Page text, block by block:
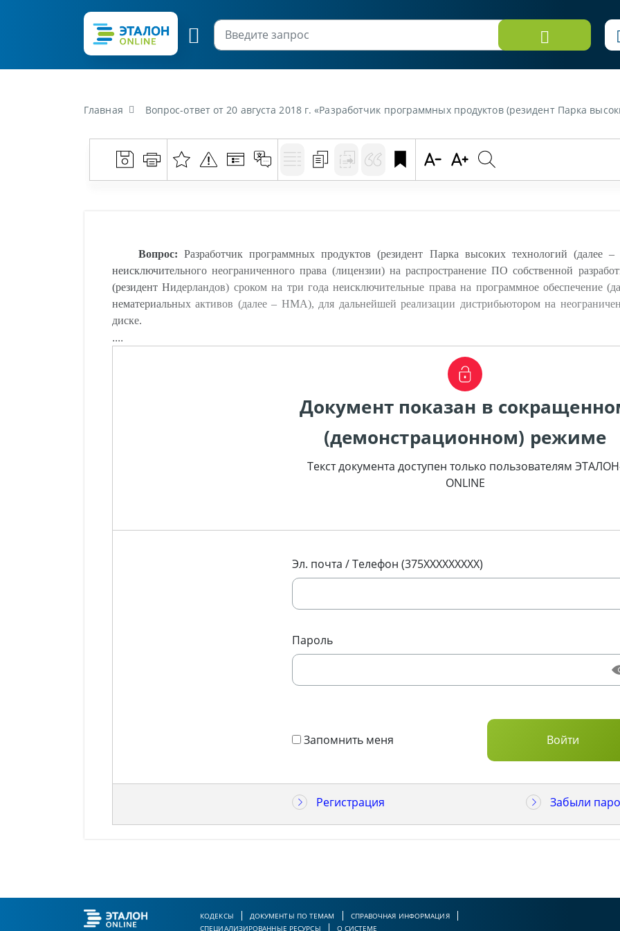
Главная Вопрос-ответ от 20 августа 2018 г. «Разработчик программных продуктов (резидент Парка высоких технологий по договору на предоставление неисключительного неограниченного права (лицензии) на распространение ПО собственной разработки передает дистрибьютору-нерезиденту (резидент Нидерландов) сроком на три года неисключительные права на программное обеспечение, числящееся у него составе нематериальных активов, для дальнейшей реализации дистрибьютором на неограниченной территории. ПО передается на CD-диске. Дистрибьютор
Вопрос: Разработчик программных продуктов (резидент Парка высоких технологий (далее
неисключительного неограниченного права (лицензии) на распространение ПО собственной
(резидент Нидерландов) сроком на три года неисключительные права на программное обеспечение
нематериальных активов (далее – НМА), для дальнейшей реализации дистрибьютором на
диске.
....
Документ показан в
(демонстрационном) режиме
Текст документа доступен только пользователям
ONLINE
Эл. почта / Телефон (375XXXXXXXXX)
Пароль
Запомнить меня
Регистрация Забыли
КОДЕКСЫ ДОКУМЕНТЫ ПО ТЕМАМ
СПРАВОЧНАЯ ИНФОРМАЦИЯ
СПЕЦИАЛИЗИРОВАННЫЕ РЕСУРСЫ
О СИСТЕМЕ